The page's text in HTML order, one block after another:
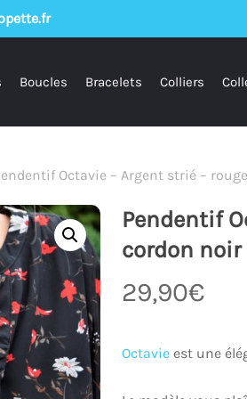
Boucles Bracelets Colliers
Octavie – Argent strié –
Pendentif
cordon noir
29,90€
Octavieest une